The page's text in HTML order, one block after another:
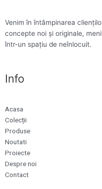
Venim în întâmpinarea
concepte noi și originale,
într-un spațiu de neînlocuit.
Info
Acasa
Colecții
Produse
Noutati
Proiecte
Despre noi
Contact